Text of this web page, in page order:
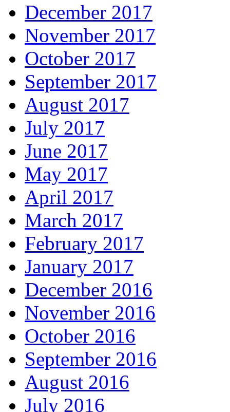
December 2017
November 2017
October 2017
September 2017
August 2017
July 2017
June 2017
May 2017
April 2017
March 2017
February 2017
January 2017
December 2016
November 2016
October 2016
September 2016
August 2016
July 2016